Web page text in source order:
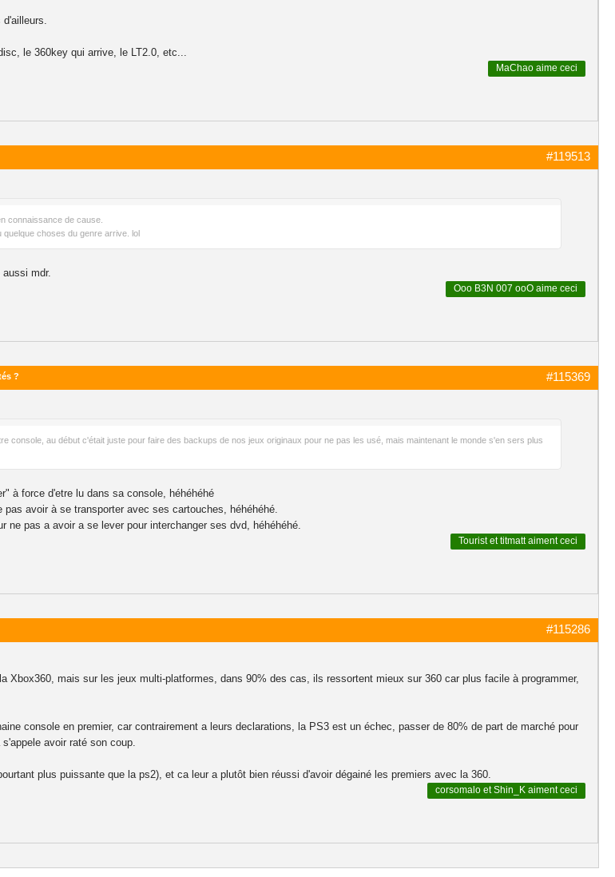
d'ailleurs.
le 360key qui arrive, le LT2.0, etc...
MaChao aime ceci
#119513
connaissance de cause.
quelque choses du genre arrive. lol
mdr.
Ooo B3N 007 ooO aime ceci
#115369
?
console, au début c'était juste pour faire des backups de nos jeux originaux pour ne pas les usé, mais maintenant le monde s'en sers plus
à force d'etre lu dans sa console, héhéhéhé
avoir à se transporter avec ses cartouches, héhéhéhé.
ne pas a avoir a se lever pour interchanger ses dvd, héhéhéhé.
Touristettitmattaiment ceci
#115286
Xbox360, mais sur les jeux multi-platformes, dans 90% des cas, ils ressortent mieux sur 360 car plus facile à programmer,
console en premier, car contrairement a leurs declarations, la PS3 est un échec, passer de 80% de part de marché pour
avoir raté son coup.
plus puissante que la ps2), et ca leur a plutôt bien réussi d'avoir dégainé les premiers avec la 360.
corsomalo etShin_K aiment ceci